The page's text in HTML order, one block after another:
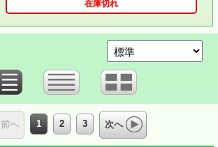
在庫切れ
前へ 1 2 3 次へ